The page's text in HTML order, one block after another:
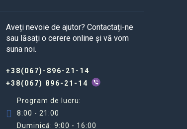
Aveți nevoie de ajutor? Contactați-ne
sau lăsați o cerere online și vă vom
suna noi.
+38(067)-896-21-14
+38(067) 896-21-14
Program de lucru:
8:00 - 21:00
Duminică: 9:00 - 16:00